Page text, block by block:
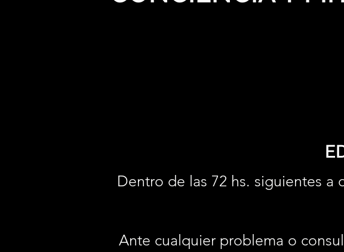
Dentro de las 72 hs. siguientes a
Ante cualquier problema o